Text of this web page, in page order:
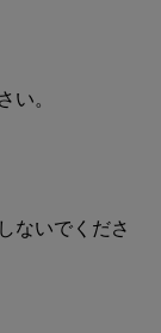
い。
ないでくださ